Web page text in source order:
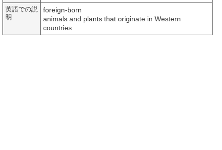
英語での説
明
foreign-born
animals and plants that originate in Western
countries